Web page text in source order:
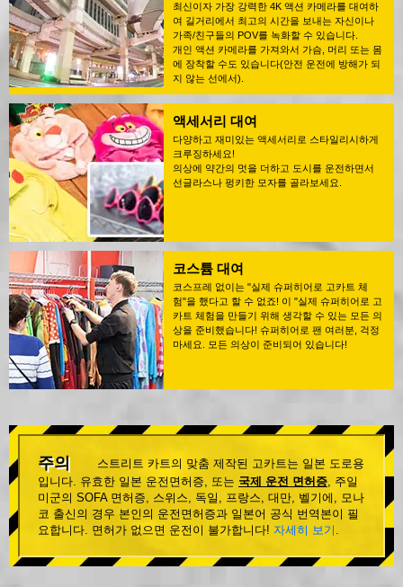
최신이자 가장 강력한 4K 액션 카메라를 대여하
여 길거리에서 최고의 시간을 보내는 자신이나
가족/친구들의 POV를 녹화할 수 있습니다.
개인 액션 카메라를 가져와서 가슴, 머리 또는 몸
에 장착할 수도 있습니다(안전 운전에 방해가 되
지 않는 선에서).
액세서리 대여
다양하고 재미있는 액세서리로 스타일리시하게
크루징하세요!
의상에 약간의 멋을 더하고 도시를 운전하면서
선글라스나 펑키한 모자를 골라보세요.
코스튬 대여
코스프레 없이는 "실제 슈퍼히어로 고카트 체
험"을 했다고 할 수 없죠! 이 "실제 슈퍼히어로 고
카트 체험을 만들기 위해 생각할 수 있는 모든 의
상을 준비했습니다! 슈퍼히어로 팬 여러분, 걱정
마세요. 모든 의상이 준비되어 있습니다!
주의
스트리트 카트의 맞춤 제작된 고카트는 일본 도로용
입니다. 유효한 일본 운전면허증, 또는 국제 운전 면허증, 주일
미군의 SOFA 면허증, 스위스, 독일, 프랑스, 대만, 벨기에, 모나
코 출신의 경우 본인의 운전면허증과 일본어 공식 번역본이 필
요합니다. 면허가 없으면 운전이 불가합니다! 자세히 보기 .